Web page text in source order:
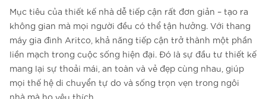
Mục tiêu của thiết kế nhà dễ tiếp cận rất đơn giản – tạo ra
không gian mà mọi người đều có thể tận hưởng. Với thang
máy gia đình Aritco, khả năng tiếp cận trở thành một phần
liền mạch trong cuộc sống hiện đại. Đó là sự đầu tư thiết kế
mang lại sự thoải mái, an toàn và vẻ đẹp cùng nhau, giúp
mọi thế hệ di chuyển tự do và sống trọn vẹn trong ngôi
nhà mà họ yêu thích.